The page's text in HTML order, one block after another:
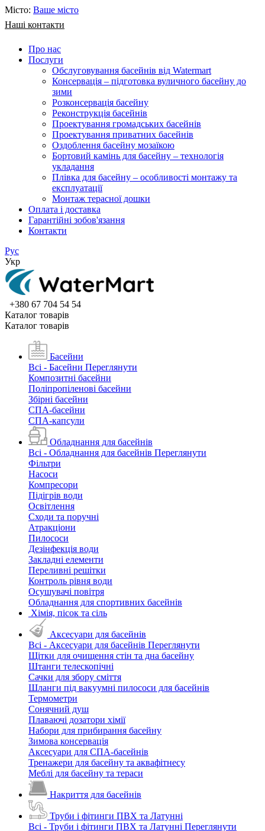
Місто: Ваше місто
Наші контакти
Про нас
Послуги
Обслуговування басейнів від Watermart
Консервація – підготовка вуличного басейну до
зими
Розконсервація басейну
Реконструкція басейнів
Проектування громадських басейнів
Проектування приватних басейнів
Оздоблення басейну мозаїкою
Бортовий камінь для басейну – технологія
укладання
Плівка для басейну – особливості монтажу та
експлуатації
Монтаж терасної дошки
Оплата і доставка
Гарантійні зобов'язання
Контакти
Рус
Укр
+380 67 704 54 54
Каталог товарiв
Каталог товарiв
Басейни
Всі - Басейни Переглянути
Композитні басейни
Поліпропіленові басейни
Збірні басейни
СПА-басейни
СПА-капсули
Обладнання для басейнів
Всі - Обладнання для басейнів Переглянути
Фільтри
Насоси
Компресори
Підігрів води
Освітлення
Сходи та поручні
Атракціони
Пилососи
Дезінфекція води
Закладні елементи
Переливні решітки
Контроль рівня води
Осушувачі повітря
Обладнання для спортивних басейнів
Хімія, пісок та сіль
Аксесуари для басейнів
Всі - Аксесуари для басейнів Переглянути
Щітки для очищення стін та дна басейну
Штанги телескопічні
Сачки для збору сміття
Шланги під вакуумні пилососи для басейнів
Термометри
Сонячний душ
Плаваючі дозатори хімії
Набори для прибирання басейну
Зимова консервація
Аксесуари для СПА-басейнів
Тренажери для басейну та аквафітнесу
Меблі для басейну та тераси
Накриття для басейнів
Труби і фітинги ПВХ та Латунні
Всі - Труби і фітинги ПВХ та Латунні Переглянути